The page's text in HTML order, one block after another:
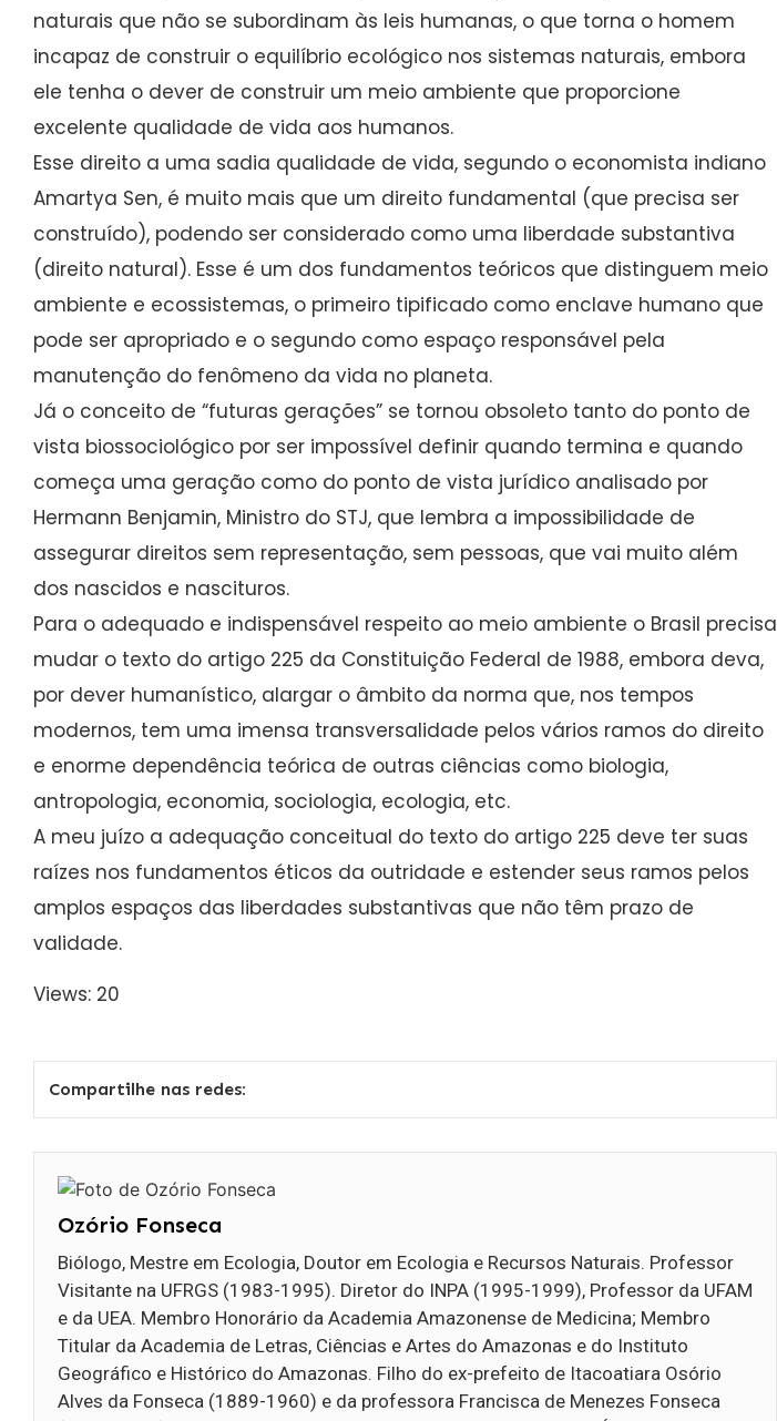
naturais que não se subordinam às leis humanas, o que torna o homem
incapaz de construir o equilíbrio ecológico nos sistemas naturais, embora
ele tenha o dever de construir um meio ambiente que proporcione
excelente qualidade de vida aos humanos.
Esse direito a uma sadia qualidade de vida, segundo o economista indiano
Amartya Sen, é muito mais que um direito fundamental (que precisa ser
construído), podendo ser considerado como uma liberdade substantiva
(direito natural). Esse é um dos fundamentos teóricos que distinguem meio
ambiente e ecossistemas, o primeiro tipificado como enclave humano que
pode ser apropriado e o segundo como espaço responsável pela
manutenção do fenômeno da vida no planeta.
Já o conceito de “futuras gerações” se tornou obsoleto tanto do ponto de
vista biossociológico por ser impossível definir quando termina e quando
começa uma geração como do ponto de vista jurídico analisado por
Hermann Benjamin, Ministro do STJ, que lembra a impossibilidade de
assegurar direitos sem representação, sem pessoas, que vai muito além
dos nascidos e nascituros.
Para o adequado e indispensável respeito ao meio ambiente o Brasil precisa
mudar o texto do artigo 225 da Constituição Federal de 1988, embora deva,
por dever humanístico, alargar o âmbito da norma que, nos tempos
modernos, tem uma imensa transversalidade pelos vários ramos do direito
e enorme dependência teórica de outras ciências como biologia,
antropologia, economia, sociologia, ecologia, etc.
A meu juízo a adequação conceitual do texto do artigo 225 deve ter suas
raízes nos fundamentos éticos da outridade e estender seus ramos pelos
amplos espaços das liberdades substantivas que não têm prazo de
validade.
Views: 20
Compartilhe nas redes:
Ozório Fonseca
Biólogo, Mestre em Ecologia, Doutor em Ecologia e Recursos Naturais. Professor
Visitante na UFRGS (1983-1995). Diretor do INPA (1995-1999), Professor da UFAM
e da UEA. Membro Honorário da Academia Amazonense de Medicina; Membro
Titular da Academia de Letras, Ciências e Artes do Amazonas e do Instituto
Geográfico e Histórico do Amazonas. Filho do ex-prefeito de Itacoatiara Osório
Alves da Fonseca (1889-1960) e da professora Francisca de Menezes Fonseca